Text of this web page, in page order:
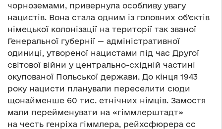
чорноземами, привернула особливу увагу
нацистів. Вона стала одним із головних об’єктів
німецької колонізації на території так званої
Генеральної губернії — адміністративної
одиниці, утвореної нацистами під час Другої
світової війни у центрально-східній частині
окупованої Польської держави. До кінця 1943
року нацисти планували переселити сюди
щонайменше 60 тис. етнічних німців. Замостя
мали перейменувати на «гіммлерштадт»
на честь генріха гіммлера, рейхсфюрера сс